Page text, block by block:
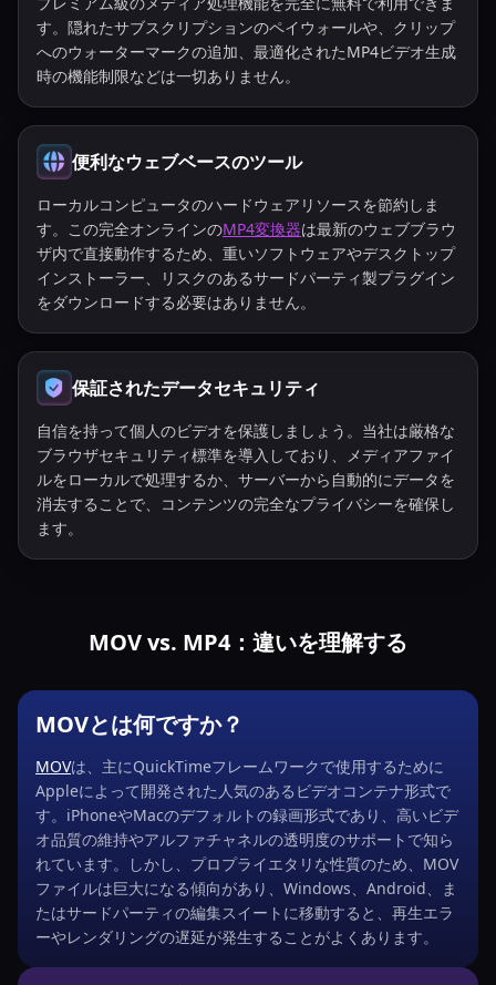
す。隠れたサブスクリプションのペイウォールや、クリップ
へのウォーターマークの追加、最適化されたMP4ビデオ生成
時の機能制限などは一切ありません。
便利なウェブベースのツール
ローカルコンピュータのハードウェアリソースを節約しま
す。この完全オンラインのMP4変換器は最新のウェブブラウ
ザ内で直接動作するため、重いソフトウェアやデスクトップ
インストーラー、リスクのあるサードパーティ製プラグイン
をダウンロードする必要はありません。
保証されたデータセキュリティ
自信を持って個人のビデオを保護しましょう。当社は厳格な
ブラウザセキュリティ標準を導入しており、メディアファイ
ルをローカルで処理するか、サーバーから自動的にデータを
消去することで、コンテンツの完全なプライバシーを確保し
ます。
MOV vs. MP4：違いを理解する
MOVとは何ですか？
MOVは、主にQuickTimeフレームワークで使用するために
Appleによって開発された人気のあるビデオコンテナ形式で
す。iPhoneやMacのデフォルトの録画形式であり、高いビデ
オ品質の維持やアルファチャネルの透明度のサポートで知ら
れています。しかし、プロプライエタリな性質のため、MOV
ファイルは巨大になる傾向があり、Windows、Android、ま
たはサードパーティの編集スイートに移動すると、再生エラ
ーやレンダリングの遅延が発生することがよくあります。